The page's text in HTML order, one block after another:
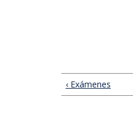
‹ Exámenes